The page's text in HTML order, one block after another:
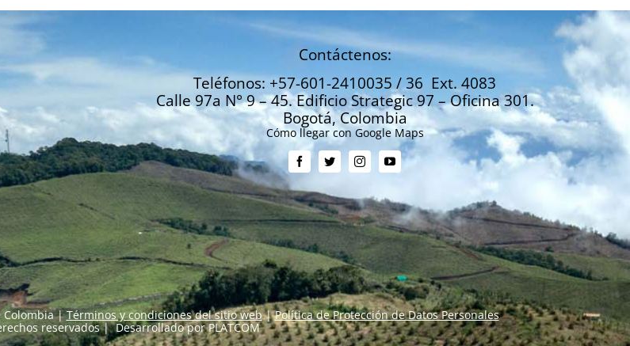
Contáctenos:
Teléfonos: +57-601-2410035 / 36 Ext. 4083
Calle 97a N° 9 – 45. Edificio Strategic 97 – Oficina 301.
Bogotá, Colombia
Cómo llegar con Google Maps
Colombia |Términos y condiciones del sitio web|Política de Protección de Datos Personales
reservados | Desarrollado porPLATCOM